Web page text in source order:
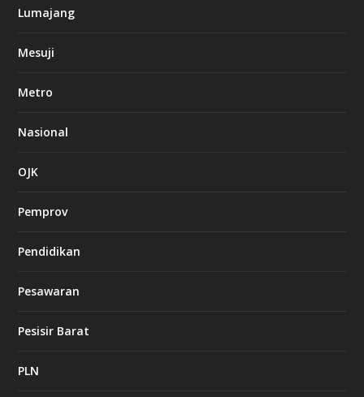
Lumajang
Mesuji
Metro
Nasional
OJK
Pemprov
Pendidikan
Pesawaran
Pesisir Barat
PLN